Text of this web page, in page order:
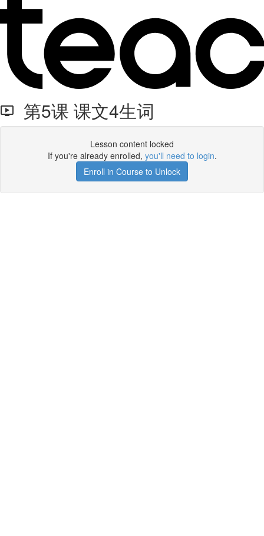
第5课 课文4生词
Lesson content locked
If you're already enrolled, you'll need to login.
Enroll in Course to Unlock